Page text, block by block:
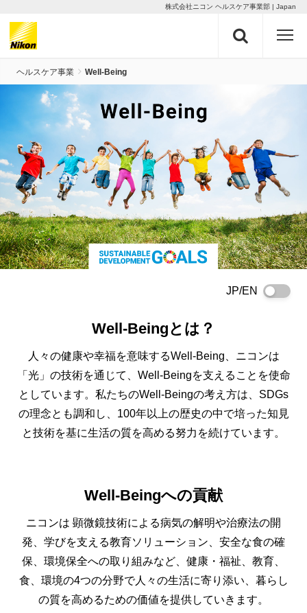
株式会社ニコン ヘルスケア事業部 Japan
ヘルスケア事業 Well-Being
JP/EN
Well-Beingとは？
人々の健康や幸福を意味するWell-Being、ニコンは
「光」の技術を通じて、Well-Beingを支えることを使命
としています。私たちのWell-Beingの考え方は、SDGs
の理念とも調和し、100年以上の歴史の中で培った知見
と技術を基に生活の質を高める努力を続けています。
Well-Beingへの貢献
ニコンは 顕微鏡技術による病気の解明や治療法の開
発、学びを支える教育ソリューション、安全な食の確
保、環境保全への取り組みなど、健康・福祉、教育、
食、環境の4つの分野で人々の生活に寄り添い、暮らし
の質を高めるための価値を提供していきます。